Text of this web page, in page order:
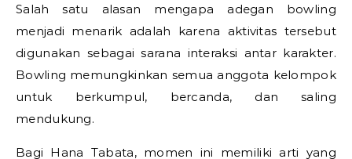
Salah satu alasan mengapa adegan bowling
menjadi menarik adalah karena aktivitas tersebut
digunakan sebagai sarana interaksi antar karakter.
Bowling memungkinkan semua anggota kelompok
untuk berkumpul, bercanda, dan saling
mendukung.
Bagi Hana Tabata, momen ini memiliki arti yang